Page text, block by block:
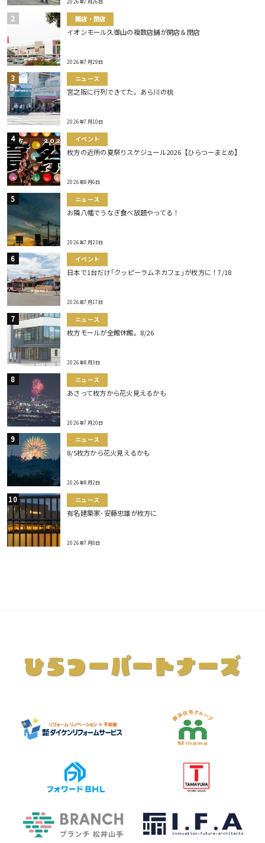
2026年7月26日
開店・閉店
イオンモール久御山の複数店舗が開店＆閉店
2026年7月29日
ニュース
宮之阪に行列できてた。あら川の桃
2026年7月10日
イベント
枚方の近所の夏祭りスケジュール2026【ひらつーまとめ】
2026年8月6日
ニュース
お隣八幡でうなぎ食べ放題やってる！
2026年7月23日
イベント
日本で1台だけ｢クッピーラムネカフェ｣が枚方に！7/18
2026年7月17日
ニュース
枚方モールが全館休館。8/26
2026年8月3日
ニュース
あさって枚方から花火見えるかも
2026年7月20日
ニュース
8/5枚方から花火見えるかも
2026年8月2日
ニュース
有名建築家･安藤忠雄が枚方に
2026年7月8日